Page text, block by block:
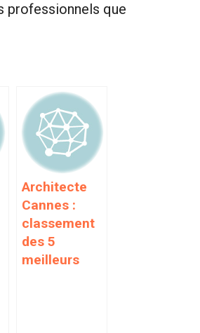
professionnels que
Architecte
Cannes :
classement
des 5
meilleurs